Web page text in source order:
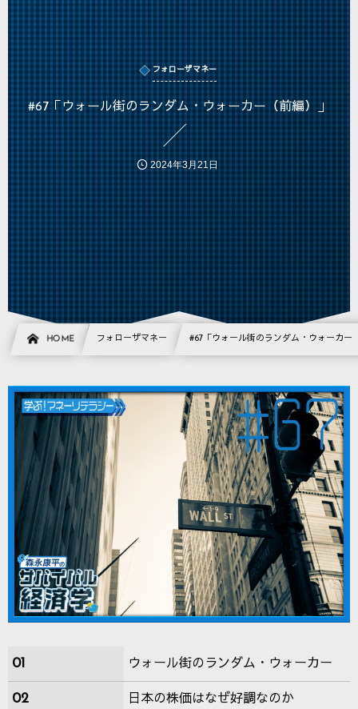
フォローザマネー
#67「ウォール街のランダム・ウォーカー（前編）」
2024年3月21日
HOME フォローザマネー #67「ウォール街のランダム・ウォーカー
01 ウォール街のランダム・ウォーカー
02 日本の株価はなぜ好調なのか